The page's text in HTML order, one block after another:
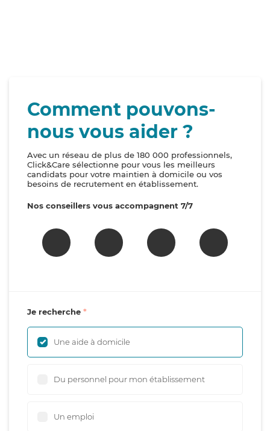
Comment pouvons-
nous vous aider ?
Avec un réseau de plus de 180 000 professionnels,
Click&Care sélectionne pour vous les meilleurs
candidats pour votre maintien à domicile ou vos
besoins de recrutement en établissement.
Nos conseillers vous accompagnent 7/7
Je recherche
Une aide à domicile
Du personnel pour mon établissement
Un emploi